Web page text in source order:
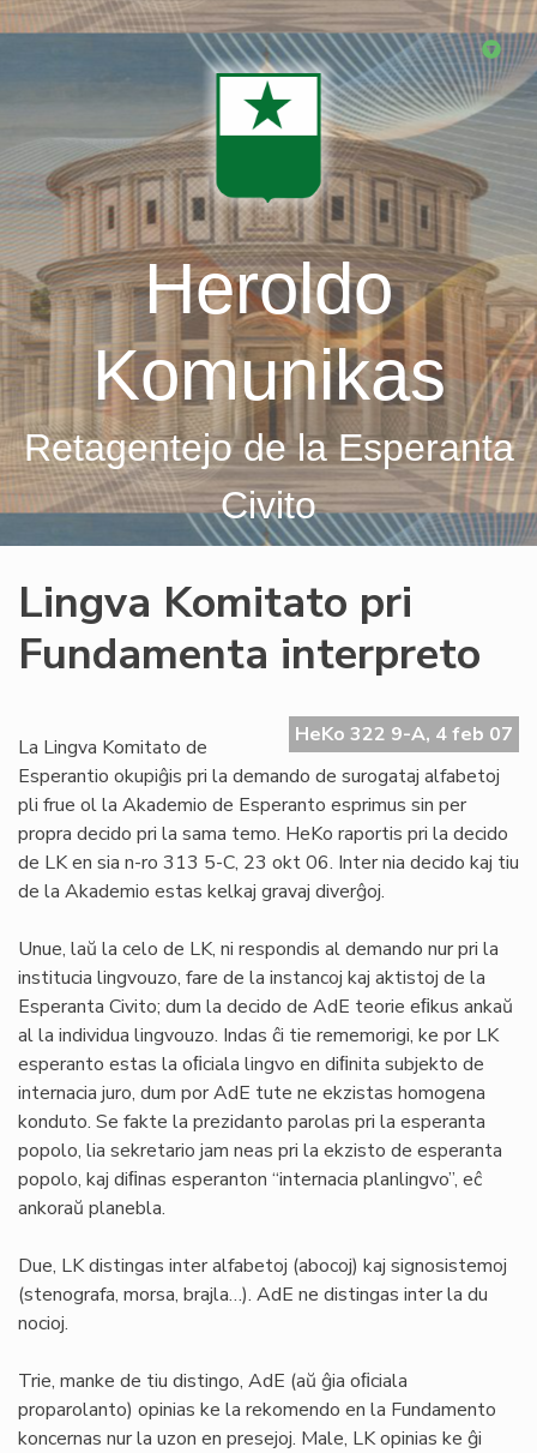
Skip
Heroldo
Komunikas
Retagentejo de la Esperanta
Civito
Lingva Komitato pri
Fundamenta interpreto
HeKo 322 9-A, 4 feb 07
La Lingva Komitato de
Esperantio okupiĝis pri la demando de surogataj alfabetoj
pli frue ol la Akademio de Esperanto esprimus sin per
propra decido pri la sama temo. HeKo raportis pri la decido
de LK en sia n-ro 313 5-C, 23 okt 06. Inter nia decido kaj tiu
de la Akademio estas kelkaj gravaj diverĝoj.
Unue, laŭ la celo de LK, ni respondis al demando nur pri la
institucia lingvouzo, fare de la instancoj kaj aktistoj de la
Esperanta Civito; dum la decido de AdE teorie eﬁkus ankaŭ
al la individua lingvouzo. Indas ĉi tie rememorigi, ke por LK
esperanto estas la oﬁciala lingvo en diﬁnita subjekto de
internacia juro, dum por AdE tute ne ekzistas homogena
konduto. Se fakte la prezidanto parolas pri la esperanta
popolo, lia sekretario jam neas pri la ekzisto de esperanta
popolo, kaj diﬁnas esperanton “internacia planlingvo”, eĉ
ankoraŭ planebla.
Due, LK distingas inter alfabetoj (abocoj) kaj signosistemoj
(stenografa, morsa, brajla…). AdE ne distingas inter la du
nocioj.
Trie, manke de tiu distingo, AdE (aŭ ĝia oﬁciala
proparolanto) opinias ke la rekomendo en la Fundamento
koncernas nur la uzon en presejoj. Male, LK opinias ke ĝi